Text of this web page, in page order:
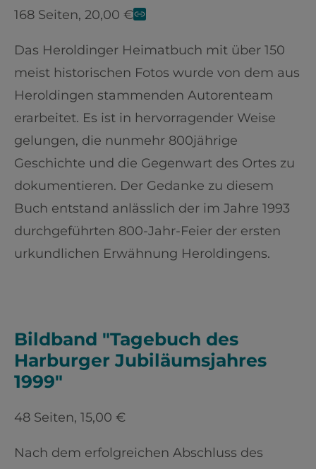
168 Seiten, 20,00 €
Das Heroldinger Heimatbuch mit über 150
meist historischen Fotos wurde von dem aus
Heroldingen stammenden Autorenteam
erarbeitet. Es ist in hervorragender Weise
gelungen, die nunmehr 800jährige
Geschichte und die Gegenwart des Ortes zu
dokumentieren. Der Gedanke zu diesem
Buch entstand anlässlich der im Jahre 1993
durchgeführten 800-Jahr-Feier der ersten
urkundlichen Erwähnung Heroldingens.
Bildband "Tagebuch des
Harburger Jubiläumsjahres
1999"
48 Seiten, 15,00 €
Nach dem erfolgreichen Abschluss des